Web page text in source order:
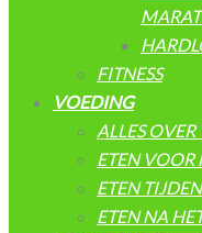
FITNESS
VOEDING
ALLES
ETEN VOOR
ETEN
ETEN NA